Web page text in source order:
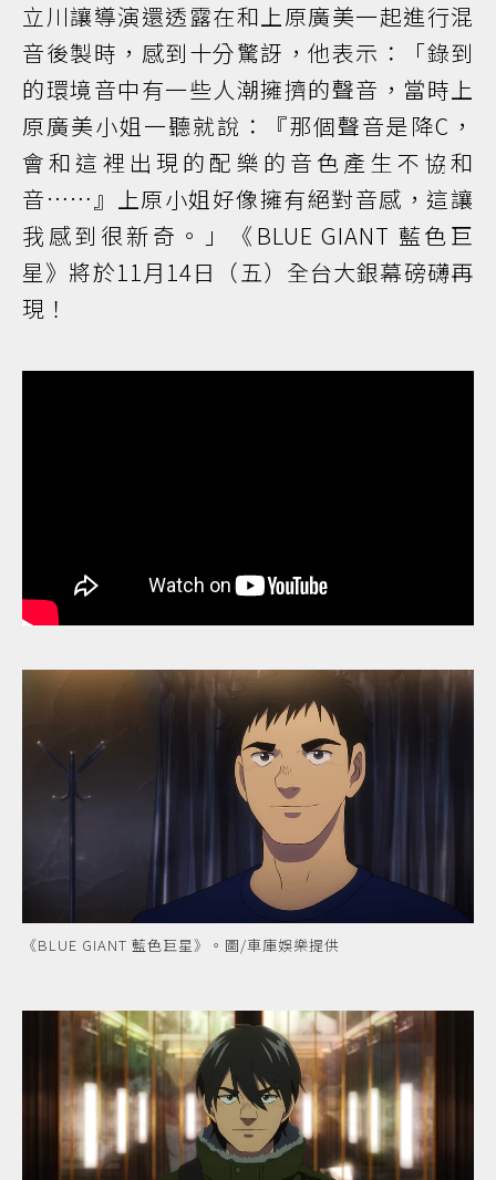
立川讓導演還透露在和上原廣美一起進行混
音後製時，感到十分驚訝，他表示：「錄到
的環境音中有一些人潮擁擠的聲音，當時上
原廣美小姐一聽就說：『那個聲音是降C，
會和這裡出現的配樂的音色產生不協和
音……』上原小姐好像擁有絕對音感，這讓
我感到很新奇。」《BLUE GIANT 藍色巨
星》將於11月14日（五）全台大銀幕磅礴再
現！
《BLUE GIANT 藍色巨星》。圖/車庫娛樂提供